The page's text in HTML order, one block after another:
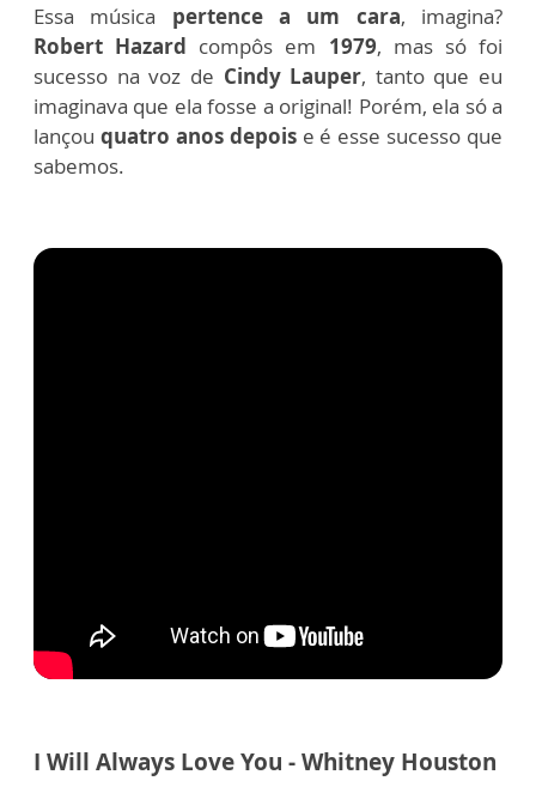
Essa música pertence a um cara, imagina?
Robert Hazard compôs em 1979, mas só foi
sucesso na voz de Cindy Lauper, tanto que eu
imaginava que ela fosse a original! Porém, ela só a
lançou quatro anos depoise é esse sucesso que
sabemos.
I Will Always Love You - Whitney Houston